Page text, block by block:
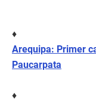
♦
Arequipa: Primer
Paucarpata
♦